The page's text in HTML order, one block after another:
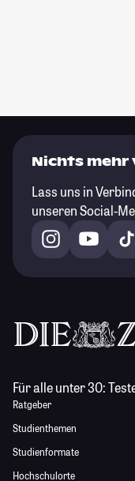
Nichts mehr
Lass uns in
unseren Social-
Für alle unter 30:
Ratgeber
Studienthemen
Studienformate
Hochschulorte